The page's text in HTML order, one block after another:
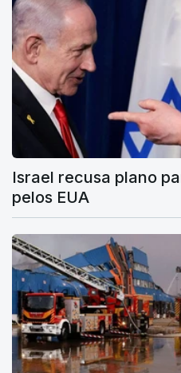
Israel recusa plano
pelos EUA